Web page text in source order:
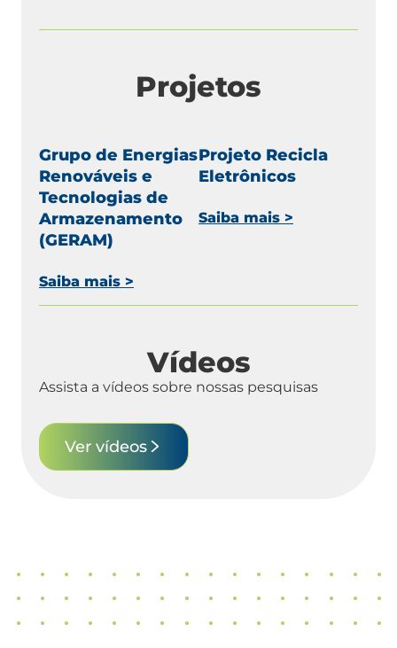
Projetos
Grupo de Energias
Renováveis e
Tecnologias de
Armazenamento
(GERAM)
Saiba mais >
Projeto Recicla
Eletrônicos
Saiba mais >
Vídeos
Assista a vídeos sobre nossas pesquisas
Ver vídeos